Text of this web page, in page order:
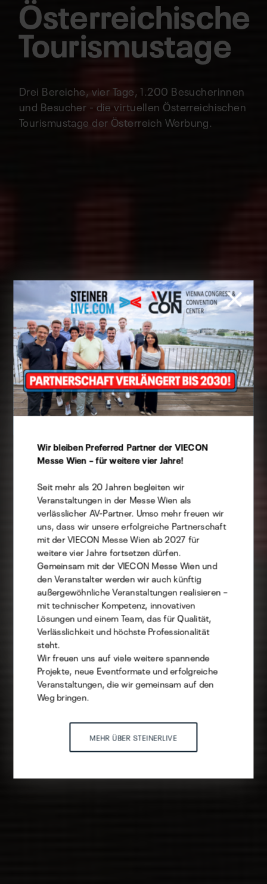
Österreichische
Tourismustage
Drei Bereiche, vier Tage, 1.200 Besucherinnen
und Besucher - die virtuellen Österreichischen
Tourismustage der Österreich Werbung.
Cookie Präferenzen
Diese Website verwendet Cookies -
welche Sie davon zulassen möchten.
Technisch
Statistik
Marketing
Auswahl speichern
Wir bleiben Preferred Partner der VIECON
Messe Wien – für weitere vier Jahre!
Seit mehr als 20 Jahren begleiten wir
Veranstaltungen in der Messe Wien als
verlässlicher AV-Partner. Umso mehr freuen wir
uns, dass wir unsere erfolgreiche Partnerschaft
mit der VIECON Messe Wien ab 2027 für
weitere vier Jahre fortsetzen dürfen.
Gemeinsam mit der VIECON Messe Wien und
den Veranstalter werden wir auch künftig
außergewöhnliche Veranstaltungen realisieren –
mit technischer Kompetenz, innovativen
Lösungen und einem Team, das für Qualität,
Verlässlichkeit und höchste Professionalität
steht.
Wir freuen uns auf viele weitere spannende
Projekte, neue Eventformate und erfolgreiche
Veranstaltungen, die wir gemeinsam auf den
Weg bringen.
MEHR ÜBER STEINERLIVE